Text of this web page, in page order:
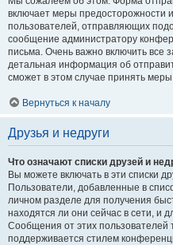
включает меры предосторожности
пользователей, отправляющих
сообщение администратору
письма. Очень важно включить все
детальная информация об
сможет в этом случае принять
Вернуться к началу
Друзья и недруги
Что означают списки друзей и
Вы можете включать в эти списки
Пользователи, добавленные в
личном разделе для получения
находятся ли они сейчас в сети, и
Сообщения от этих пользователей
поддерживается стилем